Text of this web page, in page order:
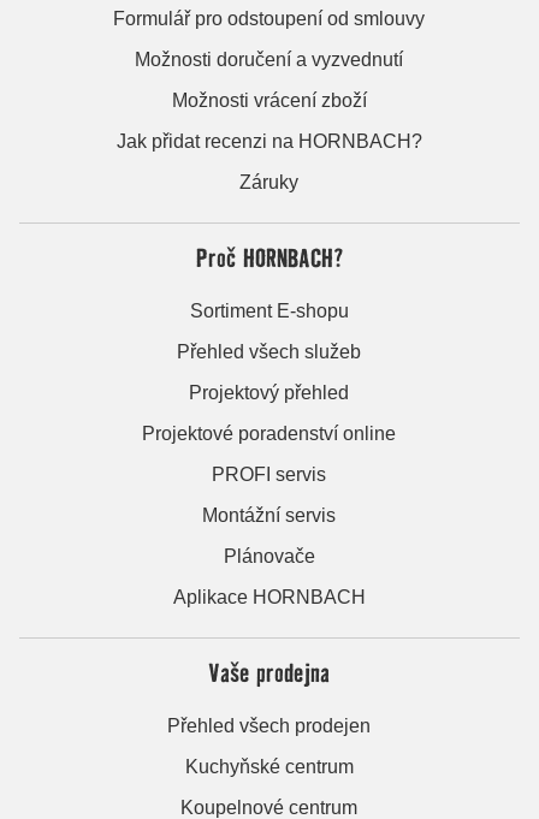
Formulář pro odstoupení od smlouvy
Možnosti doručení a vyzvednutí
Možnosti vrácení zboží
Jak přidat recenzi na HORNBACH?
Záruky
Proč HORNBACH?
Sortiment E-shopu
Přehled všech služeb
Projektový přehled
Projektové poradenství online
PROFI servis
Montážní servis
Plánovače
Aplikace HORNBACH
Vaše prodejna
Přehled všech prodejen
Kuchyňské centrum
Koupelnové centrum